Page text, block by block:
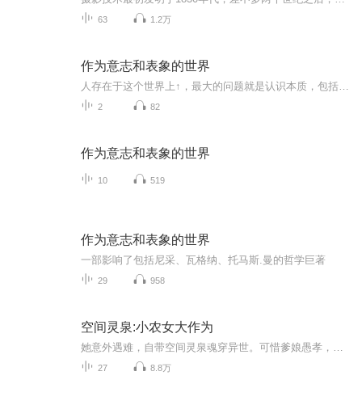
63 1.2万
作为意志和表象的世界
2 82
作为意志和表象的世界
10 519
作为意志和表象的世界
一部影响了包括尼采、瓦格纳、托马斯.曼的哲学巨著
29 958
空间灵泉:小农女大作为
27 8.8万